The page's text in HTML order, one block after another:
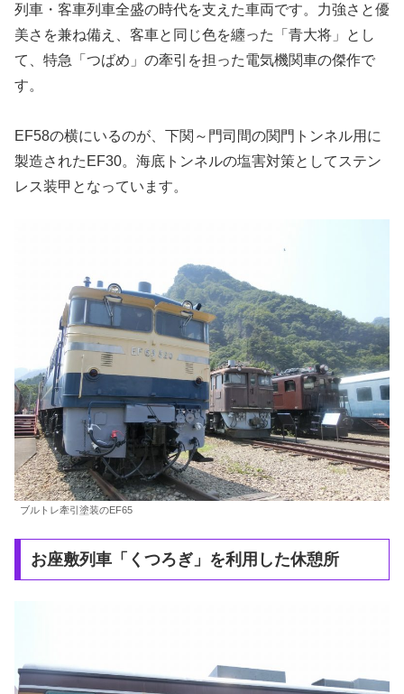
列車・客車列車全盛の時代を支えた車両です。力強さと優
美さを兼ね備え、客車と同じ色を纏った「青大将」とし
て、特急「つばめ」の牽引を担った電気機関車の傑作で
す。
EF58の横にいるのが、下関～門司間の関門トンネル用に
製造されたEF30。海底トンネルの塩害対策としてステン
レス装甲となっています。
ブルトレ牽引塗装のEF65
お座敷列車「くつろぎ」を利用した休憩所